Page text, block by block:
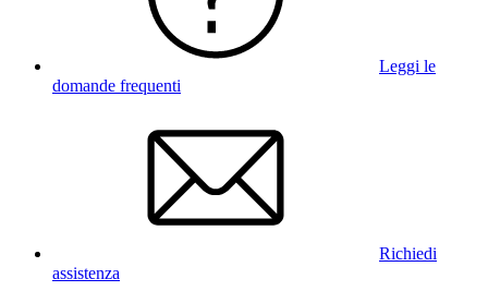
Leggi le
domande frequenti
Richiedi
assistenza